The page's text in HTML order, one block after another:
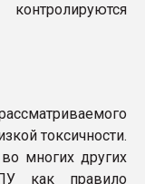
токсичности.
многих других
как правило